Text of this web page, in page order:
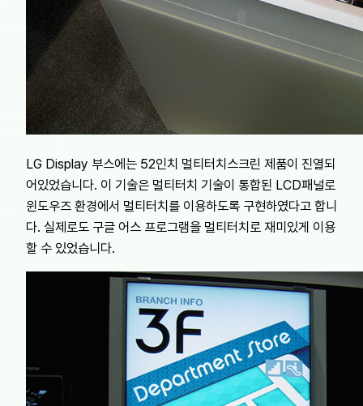
LG Display 부스에는 52인치 멀티터치스크린 제품이 진열되
어있었습니다. 이 기술은 멀티터치 기술이 통합된 LCD패널로
윈도우즈 환경에서 멀티터치를 이용하도록 구현하였다고 합니
다. 실제로도 구글 어스 프로그램을 멀티터치로 재미있게 이용
할 수 있었습니다.